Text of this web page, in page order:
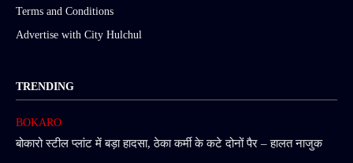
Terms and Conditions
Advertise with City Hulchul
TRENDING
BOKARO
बोकारो स्टील प्लांट में बड़ा हादसा, ठेका कर्मी के कटे दोनों पैर – हालत नाजुक